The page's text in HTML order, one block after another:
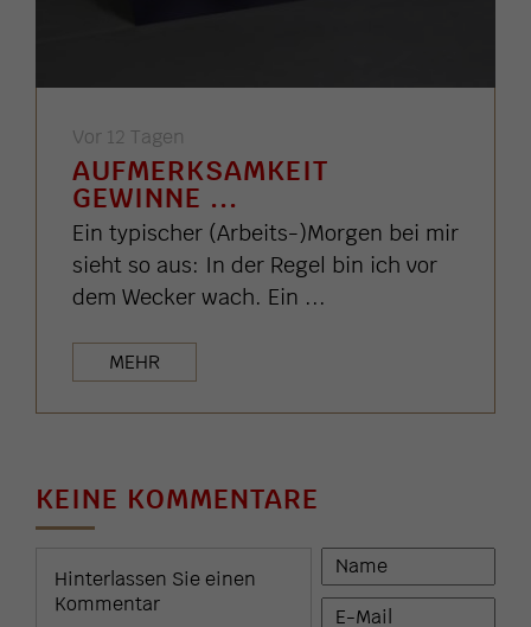
Vor 12 Tagen
AUFMERKSAMKEIT
GEWINNE ...
Ein typischer (Arbeits-)Morgen bei mir
sieht so aus: In der Regel bin ich vor
dem Wecker wach. Ein ...
MEHR
KEINE KOMMENTARE